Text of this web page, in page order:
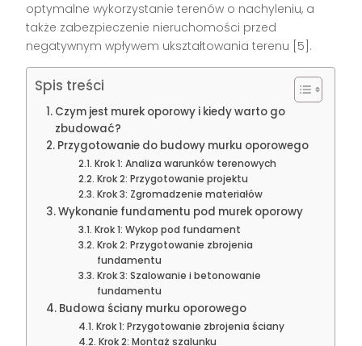
optymalne wykorzystanie terenów o nachyleniu, a
także zabezpieczenie nieruchomości przed
negatywnym wpływem ukształtowania terenu [5].
Spis treści
Czym jest murek oporowy i kiedy warto go
zbudować?
Przygotowanie do budowy murku oporowego
Krok 1: Analiza warunków terenowych
Krok 2: Przygotowanie projektu
Krok 3: Zgromadzenie materiałów
Wykonanie fundamentu pod murek oporowy
Krok 1: Wykop pod fundament
Krok 2: Przygotowanie zbrojenia
fundamentu
Krok 3: Szalowanie i betonowanie
fundamentu
Budowa ściany murku oporowego
Krok 1: Przygotowanie zbrojenia ściany
Krok 2: Montaż szalunku